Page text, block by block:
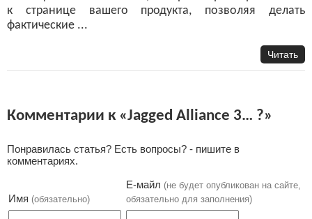
к странице вашего продукта, позволяя делать
фактические ...
Читать
Комментарии к «Jagged Alliance 3… ?»
Понравилась статья? Есть вопросы? - пишите в
комментариях.
Имя (обязательно)
Е-майл (не будет опубликован на сайте,
обязательно для заполнения)